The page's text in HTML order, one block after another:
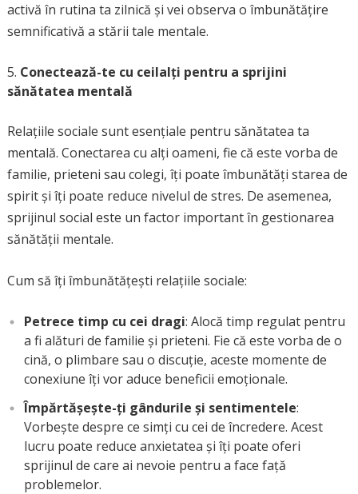
activă în rutina ta zilnică și vei observa o îmbunătățire
semnificativă a stării tale mentale.
Conectează-te cu ceilalți pentru a sprijini
sănătatea mentală
Relațiile sociale sunt esențiale pentru sănătatea ta
mentală. Conectarea cu alți oameni, fie că este vorba de
familie, prieteni sau colegi, îți poate îmbunătăți starea de
spirit și îți poate reduce nivelul de stres. De asemenea,
sprijinul social este un factor important în gestionarea
sănătății mentale.
Cum să îți îmbunătățești relațiile sociale:
Petrece timp cu cei dragi: Alocă timp regulat pentru
a fi alături de familie și prieteni. Fie că este vorba de o
cină, o plimbare sau o discuție, aceste momente de
conexiune îți vor aduce beneficii emoționale.
Împărtășește-ți gândurile și sentimentele:
Vorbește despre ce simți cu cei de încredere. Acest
lucru poate reduce anxietatea și îți poate oferi
sprijinul de care ai nevoie pentru a face față
problemelor.